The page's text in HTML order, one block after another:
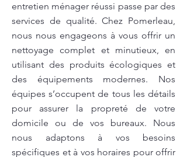
entretien ménager réussi passe par des
services de qualité. Chez Pomerleau,
nous nous engageons à vous offrir un
nettoyage complet et minutieux, en
utilisant des produits écologiques et
des équipements modernes. Nos
équipes s’occupent de tous les détails
pour assurer la propreté de votre
domicile ou de vos bureaux. Nous
nous adaptons à vos besoins
spécifiques et à vos horaires pour offrir